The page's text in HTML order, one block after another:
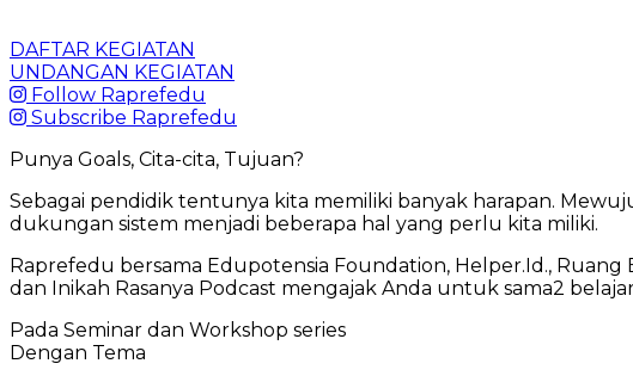
DAFTAR KEGIATAN
UNDANGAN KEGIATAN
Follow Raprefedu
Subscribe Raprefedu
Punya Goals, Cita-cita, Tujuan?
Sebagai pendidik tentunya kita memiliki banyak harapan.
dukungan sistem menjadi beberapa hal yang perlu kita miliki.
Raprefedu bersama Edupotensia Foundation, Helper.Id., Ruang
dan Inikah Rasanya Podcast mengajak Anda untuk sama2
Pada Seminar dan Workshop series
Dengan Tema